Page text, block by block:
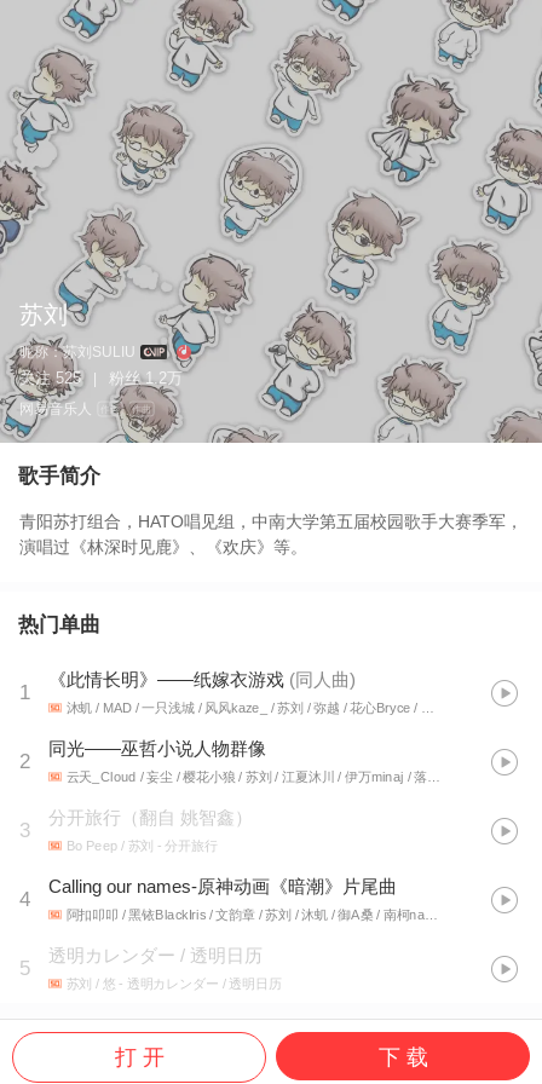
苏刘
昵称：苏刘SULIU
关注 525 粉丝 1.2万
网易音乐人 作词 作曲
歌手简介
青阳苏打组合，HATO唱见组，中南大学第五届校园歌手大赛季军，
演唱过《林深时见鹿》、《欢庆》等。
热门单曲
1
《此情长明》——纸嫁衣游戏 (同人曲)
沐虮 / MAD / 一只浅城 / 风风kaze_ / 苏刘 / 弥越 / 花心Bryce / 简亦欢 - 《此情长
2
同光——巫哲小说人物群像
云天_Cloud / 妄尘 / 樱花小狼 / 苏刘 / 江夏沐川 / 伊万minaj / 落樱风 / 尘溪 / 灿鸩
3
分开旅行（翻自 姚智鑫）
Bo Peep / 苏刘 - 分开旅行
4
Calling our names-原神动画《暗潮》片尾曲
阿扣叩叩 / 黑铱BlackIris / 文韵章 / 苏刘 / 沐虮 / 御A桑 / 南柯nanklo / 柳风袂 / 季年Season
5
透明カレンダー / 透明日历
苏刘 / 悠 - 透明カレンダー / 透明日历
打 开 下 载